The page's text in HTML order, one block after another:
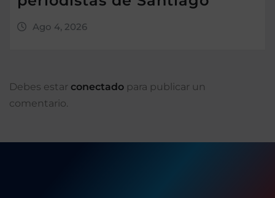
Ago 4, 2026
Debes estar conectado para publicar un
comentario.